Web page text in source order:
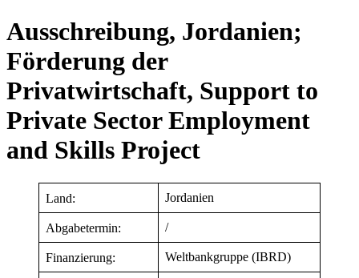
Ausschreibung, Jordanien;
Förderung der
Privatwirtschaft, Support to
Private Sector Employment
and Skills Project
Land: Jordanien
Abgabetermin: /
Finanzierung: Weltbankgruppe (IBRD)